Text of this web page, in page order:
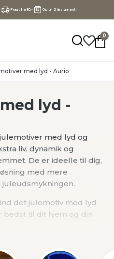
Fragt fra 50,- Op til 2 års garanti
0
med lyd - Aurio
lyd -
med lyd og
liv, dynamik og
De er ideelle til dig,
med mere
det julemotiv med lyd
bedst til dit hjem og din